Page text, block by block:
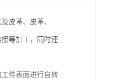
皮革、皮革、
等加工，同时还
件表面进行自转